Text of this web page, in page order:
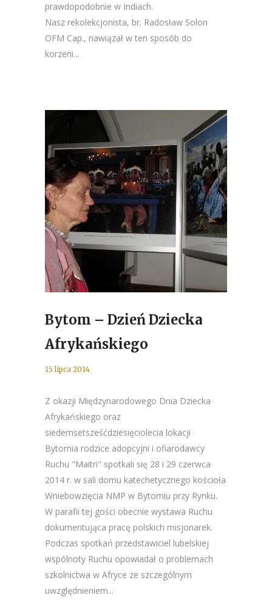
prawdopodobnie w Indiach.
Nasz rekolekcjonista, br. Radosław Solon
OFM Cap., nawiązał w ten sposób do
korzeni...
Bytom – Dzień Dziecka
Afrykańskiego
15 lipca 2014
Z okazji Międzynarodowego Dnia Dziecka
Afrykańskiego oraz
siedemsetsześćdziesięciolecia lokacji
Bytomia rodzice adopcyjni i ofiarodawcy
Ruchu "Maitri" spotkali się 28 i 29 czerwca
2014 r. w sali domu katechetycznego kościoła
Wniebowzięcia NMP w Bytomiu przy Rynku.
W parafii tej gości obecnie wystawa Ruchu
dokumentująca pracę polskich misjonarek.
Podczas spotkań przedstawiciel lubelskiej
wspólnoty Ruchu opowiadał o problemach
szkolnictwa w Afryce ze szczególnym
uwzględnieniem...